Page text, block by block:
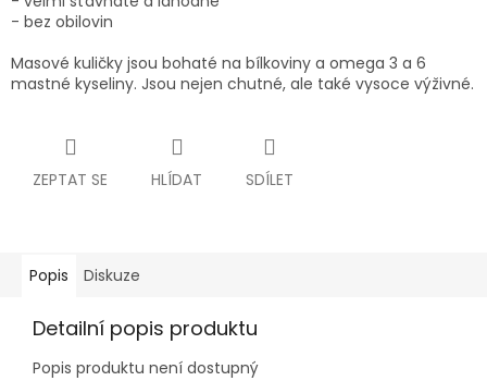
- bez obilovin
Masové kuličky jsou bohaté na bílkoviny a omega 3 a 6
mastné kyseliny. Jsou nejen chutné, ale také vysoce výživné.
ZEPTAT SE HLÍDAT SDÍLET
Popis Diskuze
Detailní popis produktu
Popis produktu není dostupný